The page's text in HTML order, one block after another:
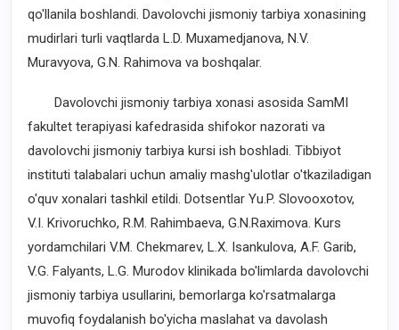
qo'llanila boshlandi. Davolovchi jismoniy tarbiya xonasining
mudirlari turli vaqtlarda L.D. Muxamedjanova, N.V.
Muravyova, G.N. Rahimova va boshqalar.
Davolovchi jismoniy tarbiya xonasi asosida SamMI
fakultet terapiyasi kafedrasida shifokor nazorati va
davolovchi jismoniy tarbiya kursi ish boshladi. Tibbiyot
instituti talabalari uchun amaliy mashg'ulotlar o'tkaziladigan
o'quv xonalari tashkil etildi. Dotsentlar Yu.P. Slovooxotov,
V.I. Krivoruchko, R.M. Rahimbaeva, G.N.Raximova. Kurs
yordamchilari V.M. Chekmarev, L.X. Isankulova, A.F. Garib,
V.G. Falyants, L.G. Murodov klinikada bo'limlarda davolovchi
jismoniy tarbiya usullarini, bemorlarga ko'rsatmalarga
muvofiq foydalanish bo'yicha maslahat va davolash